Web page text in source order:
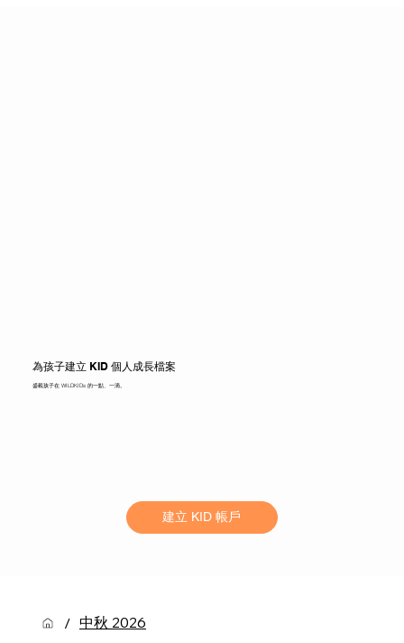
為孩子建立 KID 個人成長檔案
​盛載孩子在 WILDKIDs 的一點、一滴。
建立 KID 帳戶
/ 中秋 2026